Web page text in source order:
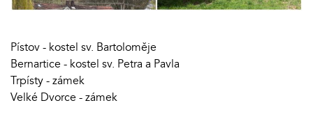
Pístov - kostel sv. Bartoloměje
Bernartice - kostel sv. Petra a Pavla
Trpísty - zámek
Velké Dvorce - zámek